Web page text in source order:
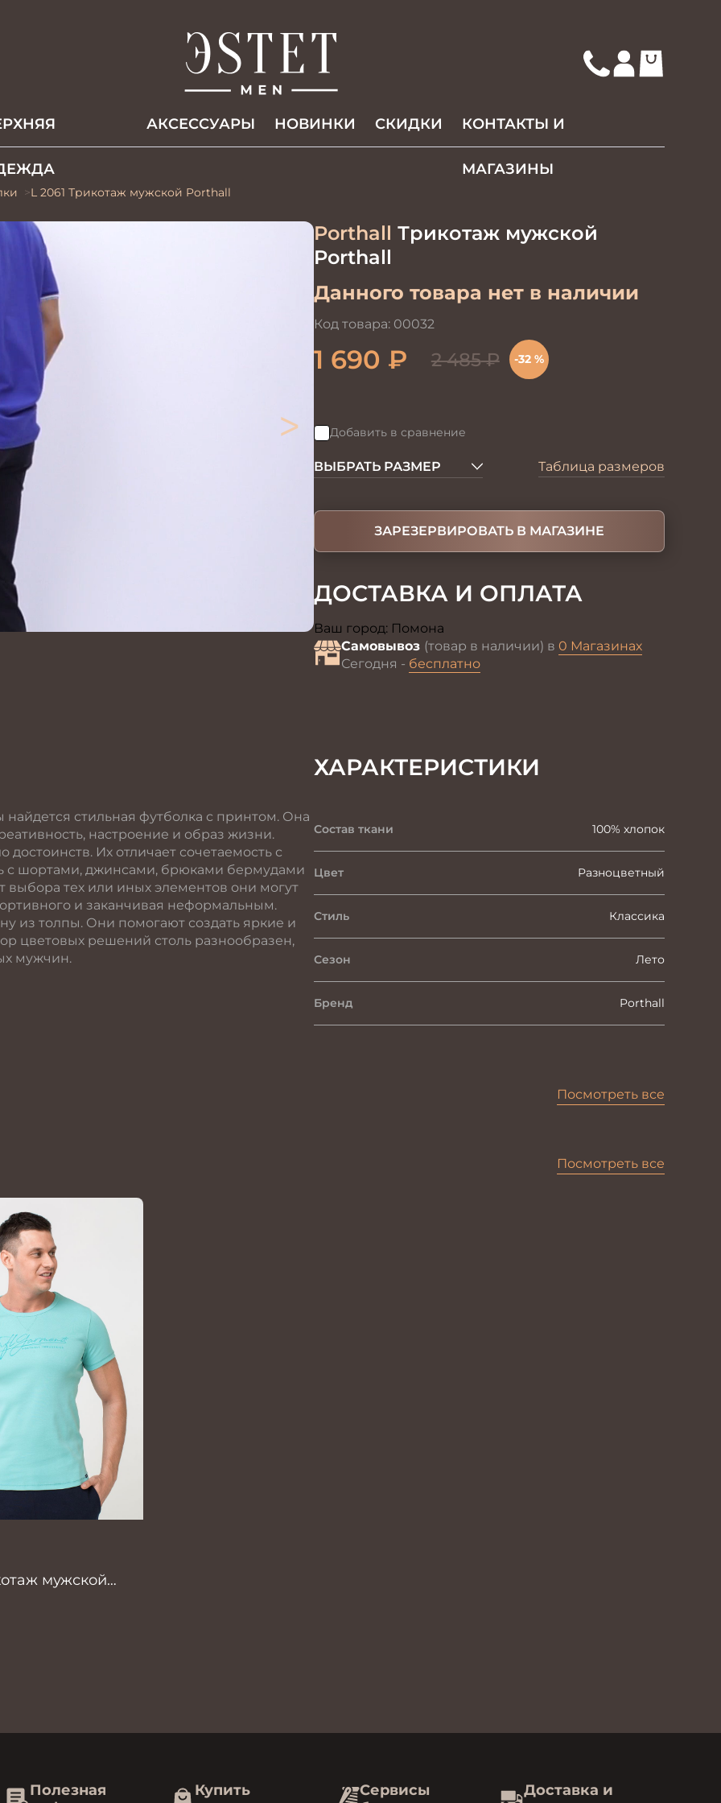
АКCЕССУАРЫ НОВИНКИ СКИДКИ КОНТАКТЫ И
МАГАЗИНЫ
L 2061 Трикотаж мужской Porthall
>
Porthall Трикотаж мужской
Porthall
Данного товара нет в наличии
Код товара: 00032
1 690 ₽ 2 485₽ -32 %
Добавить в сравнение
ВЫБРАТЬ РАЗМЕР Таблица размеров
ЗАРЕЗЕРВИРОВАТЬ В МАГАЗИНЕ
ДОСТАВКА И ОПЛАТА
Ваш город: Помона
Самовывоз (товар в наличии) в 0 Магазинах
Сегодня - бесплатно
стильная футболка с принтом. Она
настроение и образ жизни.
Их отличает сочетаемость с
с шортами, джинсами, брюками бермудами
тех или иных элементов они могут
и заканчивая неформальным.
из толпы. Они помогают создать яркие и
цветовых решений столь разнообразен,
мужчин.
ХАРАКТЕРИСТИКИ
Состав ткани 100% хлопок
Цвет Разноцветный
Стиль Классика
Сезон Лето
Бренд Porthall
Посмотреть все
Посмотреть все
мужской
Полезная
Купить
Сервисы
Доставка и